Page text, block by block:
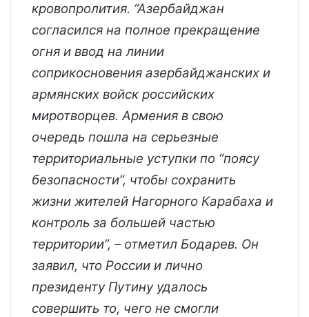
кровопролития. “Азербайджан
согласился на полное прекращение
огня и ввод на линии
соприкосновения азербайджанских и
армянских войск российских
миротворцев. Армения в свою
очередь пошла на серьезные
территориальные уступки по “поясу
безопасности”, чтобы сохранить
жизни жителей Нагорного Карабаха и
контроль за большей частью
территории”, – отметил Бодарев. Он
заявил, что России и лично
президенту Путину удалось
совершить то, чего не смогли